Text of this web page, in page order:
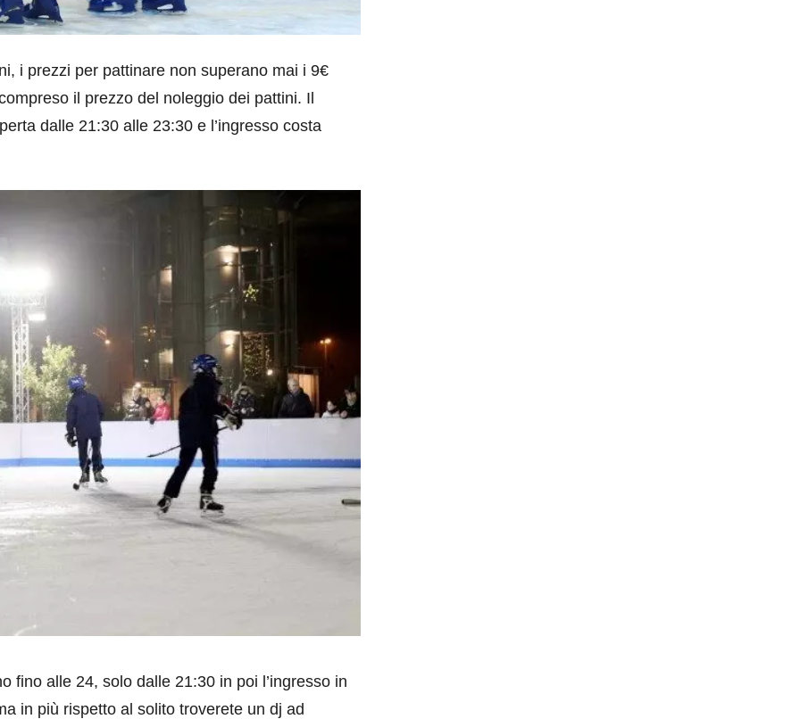
i prezzi per pattinare non superano mai i 9€
il prezzo del noleggio dei pattini. Il
dalle 21:30 alle 23:30 e l’ingresso costa
fino alle 24, solo dalle 21:30 in poi l’ingresso in
in più rispetto al solito troverete un dj ad